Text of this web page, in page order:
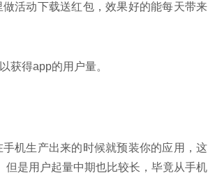
活动下载送红包，效果好的能每天带来
获得app的用户量。
机生产出来的时候就预装你的应用，这
是用户起量中期也比较长，毕竟从手机